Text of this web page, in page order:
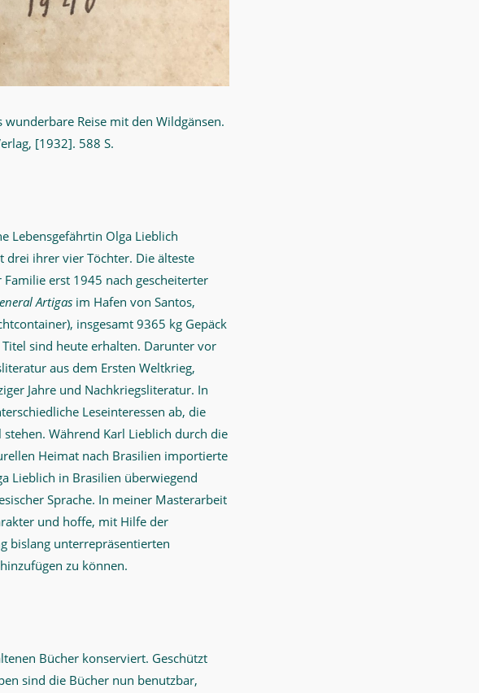
Reise mit den Wildgänsen.
[1932]. 588 S.
Lebensgefährtin Olga Lieblich
drei ihrer vier Töchter. Die älteste
erst 1945 nach gescheiterter
Artigas im Hafen von Santos,
insgesamt 9365 kg Gepäck
sind heute erhalten. Darunter vor
aus dem Ersten Weltkrieg,
Jahre und Nachkriegsliteratur. In
Leseinteressen ab, die
Während Karl Lieblich durch die
Heimat nach Brasilien importierte
Lieblich in Brasilien überwiegend
Sprache. In meiner Masterarbeit
und hoffe, mit Hilfe der
bislang unterrepräsentierten
zu können.
Bücher konserviert. Geschützt
sind die Bücher nun benutzbar,